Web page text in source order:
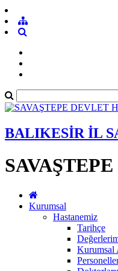
BALIKESİR İL
Kurumsal
Hastanemiz
Tarihçe
Kurumsal